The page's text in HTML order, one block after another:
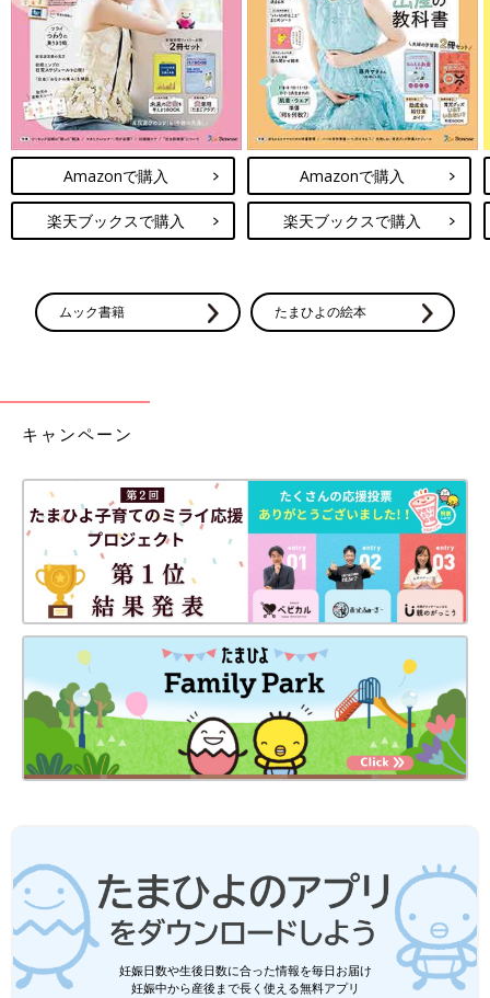
Amazonで購入
楽天ブックスで購入
Amazonで購入
楽天ブックスで購入
ムック書籍 たまひよの絵本
キャンペーン
妊娠日数や生後日数に合った情報を毎日お届け
妊娠中から産後まで長く使える無料アプリ